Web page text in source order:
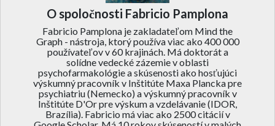
O spoločnosti Fabricio Pamplona
Fabricio Pamplona je zakladateľom Mind the
Graph - nástroja, ktorý používa viac ako 400 000
používateľov v 60 krajinách. Má doktorát a
solídne vedecké zázemie v oblasti
psychofarmakológie a skúsenosti ako hosťujúci
výskumný pracovník v Inštitúte Maxa Plancka pre
psychiatriu (Nemecko) a výskumný pracovník v
Inštitúte D'Or pre výskum a vzdelávanie (IDOR,
Brazília). Fabricio má viac ako 2500 citácií v